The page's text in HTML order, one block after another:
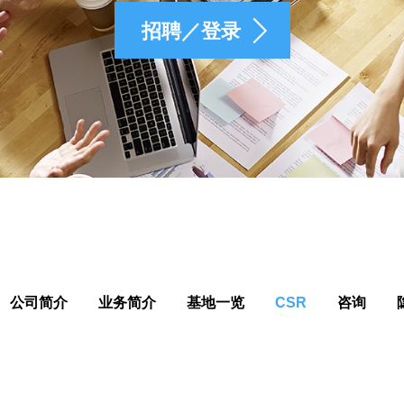
招聘／登录
公司简介 业务简介 基地一览 CSR 咨询